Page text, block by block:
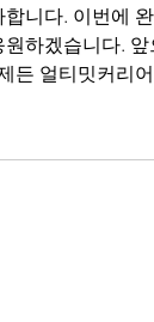
니다. 이번에
하겠습니다.
든 얼티밋커리